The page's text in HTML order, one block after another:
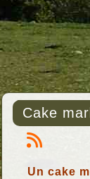
Cake
Un cake